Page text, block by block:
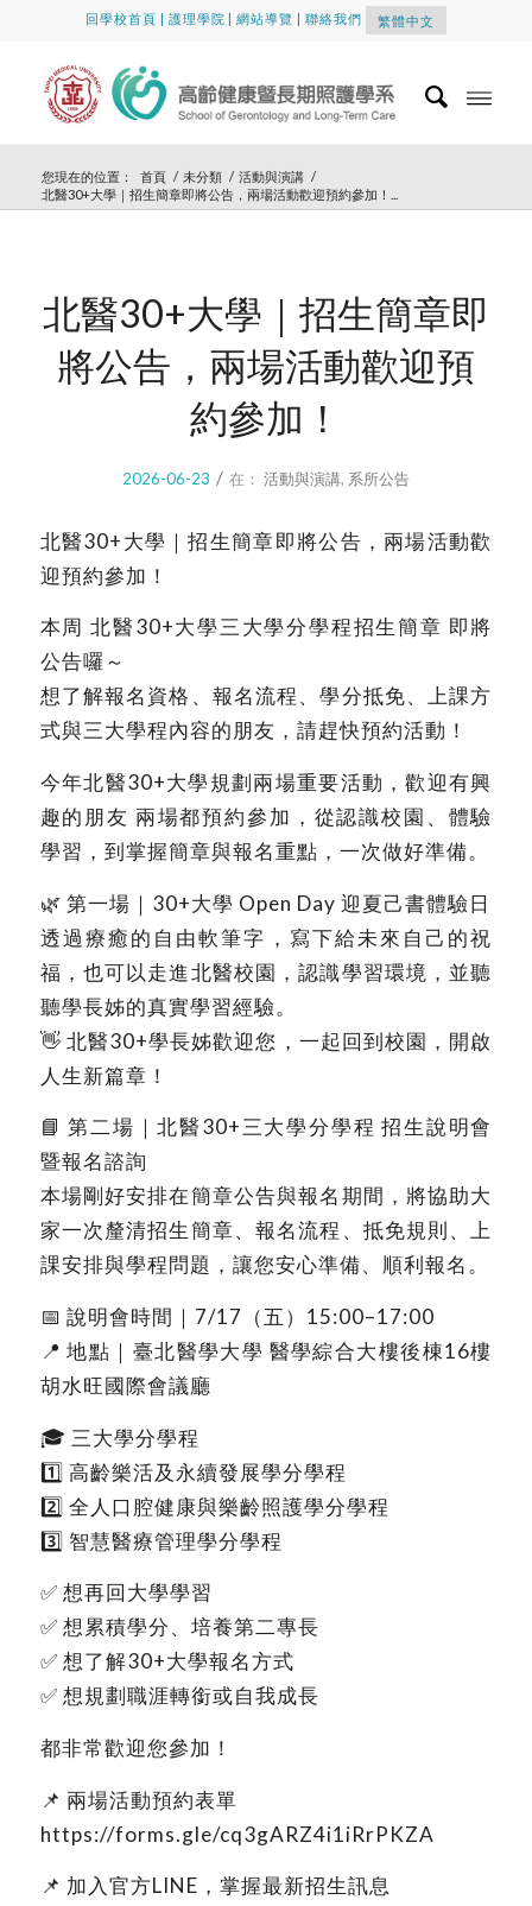
回學校首頁 | 護理學院 |網站導覽 |聯絡我們 繁體中文
您現在的位置： 首頁 / 未分類 / 活動與演講 /
北醫30+大學｜招生簡章即將公告，兩場活動歡迎預約參加！...
北醫30+大學｜招生簡章即
將公告，兩場活動歡迎預
約參加！
2026-06-23 / 在： 活動與演講, 系所公告
北醫30+大學｜招生簡章即將公告，兩場活動歡
迎預約參加！
本周 北醫30+大學三大學分學程招生簡章 即將
公告囉～
想了解報名資格、報名流程、學分抵免、上課方
式與三大學程內容的朋友，請趕快預約活動！
今年北醫30+大學規劃兩場重要活動，歡迎有興
趣的朋友 兩場都預約參加，從認識校園、體驗
學習，到掌握簡章與報名重點，一次做好準備。
🌿 第一場｜30+大學 Open Day 迎夏己書體驗日
透過療癒的自由軟筆字，寫下給未來自己的祝
福，也可以走進北醫校園，認識學習環境，並聽
聽學長姊的真實學習經驗。
👋 北醫30+學長姊歡迎您，一起回到校園，開啟
人生新篇章！
📘 第二場｜北醫30+三大學分學程 招生說明會
暨報名諮詢
本場剛好安排在簡章公告與報名期間，將協助大
家一次釐清招生簡章、報名流程、抵免規則、上
課安排與學程問題，讓您安心準備、順利報名。
📅 說明會時間｜7/17（五）15:00–17:00
📍 地點｜臺北醫學大學 醫學綜合大樓後棟16樓
胡水旺國際會議廳
🎓 三大學分學程
1️⃣ 高齡樂活及永續發展學分學程
2️⃣ 全人口腔健康與樂齡照護學分學程
3️⃣ 智慧醫療管理學分學程
✅ 想再回大學學習
✅ 想累積學分、培養第二專長
✅ 想了解30+大學報名方式
✅ 想規劃職涯轉銜或自我成長
都非常歡迎您參加！
📌 兩場活動預約表單
https://forms.gle/cq3gARZ4i1iRrPKZA
📌 加入官方LINE，掌握最新招生訊息